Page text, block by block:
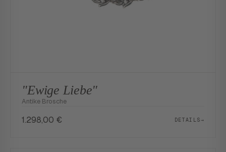
"Ewige Liebe"
Antike Brosche
1.298,00 € DETAILS→